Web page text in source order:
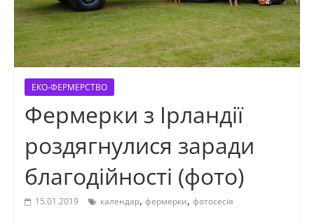
ЕКО-ФЕРМЕРСТВО
Фермерки з Ірландії
роздягнулися заради
благодійності (фото)
15.01.2019 календар, фермерки, фотосесія